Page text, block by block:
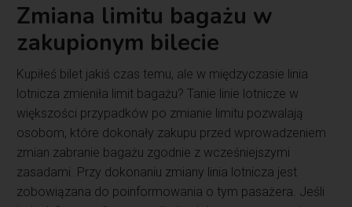
Zmiana limitu bagażu w
zakupionym bilecie
Kupiłeś bilet jakiś czas temu, ale w międzyczasie linia
lotnicza zmieniła limit bagażu? Tanie linie lotnicze w
większości przypadków po zmianie limitu pozwalają
osobom, które dokonały zakupu przed wprowadzeniem
zmian zabranie bagażu zgodnie z wcześniejszymi
zasadami. Przy dokonaniu zmiany linia lotnicza jest
zobowiązana do poinformowania o tym pasażera. Jeśli